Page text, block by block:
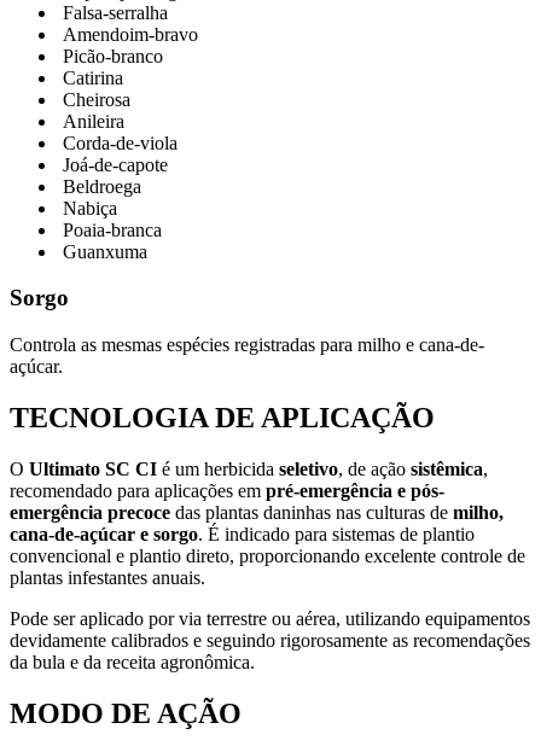
Falsa-serralha
Amendoim-bravo
Picão-branco
Catirina
Cheirosa
Anileira
Corda-de-viola
Joá-de-capote
Beldroega
Nabiça
Poaia-branca
Guanxuma
Sorgo
Controla as mesmas espécies registradas para milho e cana-de-
açúcar.
TECNOLOGIA DE APLICAÇÃO
O Ultimato SC CI é um herbicida seletivo, de ação sistêmica,
recomendado para aplicações em pré-emergência e pós-
emergência precoce das plantas daninhas nas culturas de milho,
cana-de-açúcar e sorgo. É indicado para sistemas de plantio
convencional e plantio direto, proporcionando excelente controle de
plantas infestantes anuais.
Pode ser aplicado por via terrestre ou aérea, utilizando equipamentos
devidamente calibrados e seguindo rigorosamente as recomendações
da bula e da receita agronômica.
MODO DE AÇÃO